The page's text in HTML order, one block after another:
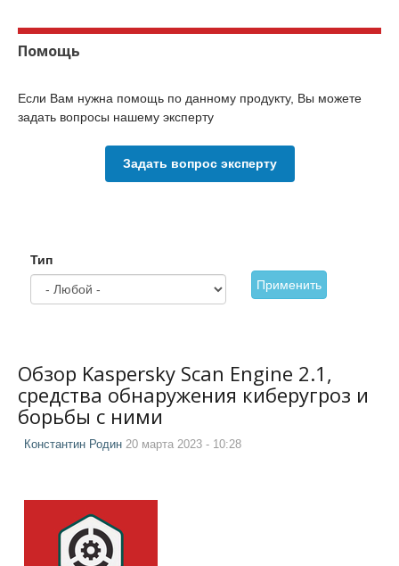
Помощь
Если Вам нужна помощь по данному продукту, Вы можете
задать вопросы нашему эксперту
Задать вопрос эксперту
Тип
Применить
Обзор Kaspersky Scan Engine 2.1,
средства обнаружения киберугроз и
борьбы с ними
Константин Родин 20 марта 2023 - 10:28